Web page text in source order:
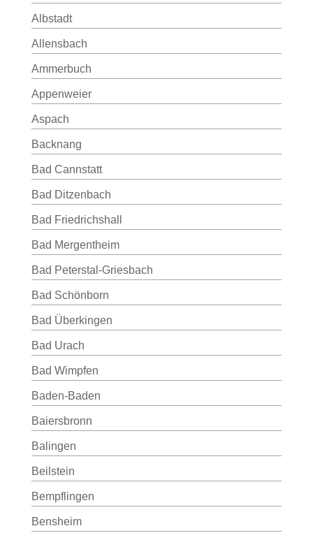
Albstadt
Allensbach
Ammerbuch
Appenweier
Aspach
Backnang
Bad Cannstatt
Bad Ditzenbach
Bad Friedrichshall
Bad Mergentheim
Bad Peterstal-Griesbach
Bad Schönborn
Bad Überkingen
Bad Urach
Bad Wimpfen
Baden-Baden
Baiersbronn
Balingen
Beilstein
Bempflingen
Bensheim